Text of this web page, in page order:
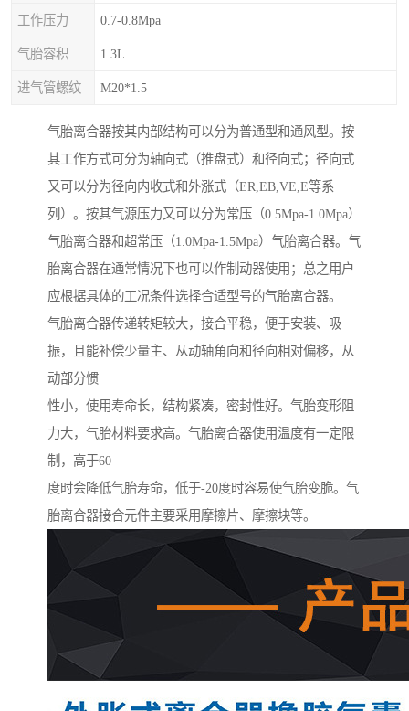
工作压力 0.7-0.8Mpa
气胎容积 1.3L
进气管螺纹 M20*1.5
气胎离合器按其内部结构可以分为普通型和通风型。按
其工作方式可分为轴向式（推盘式）和径向式；径向式
又可以分为径向内收式和外涨式（ER,EB,VE,E等系
列）。按其气源压力又可以分为常压（0.5Mpa-1.0Mpa）
气胎离合器和超常压（1.0Mpa-1.5Mpa）气胎离合器。气
胎离合器在通常情况下也可以作制动器使用；总之用户
应根据具体的工况条件选择合适型号的气胎离合器。
气胎离合器传递转矩较大，接合平稳，便于安装、吸
振，且能补偿少量主、从动轴角向和径向相对偏移，从
动部分惯
性小，使用寿命长，结构紧凑，密封性好。气胎变形阻
力大，气胎材料要求高。气胎离合器使用温度有一定限
制，高于60
度时会降低气胎寿命，低于-20度时容易使气胎变脆。气
胎离合器接合元件主要采用摩擦片、摩擦块等。